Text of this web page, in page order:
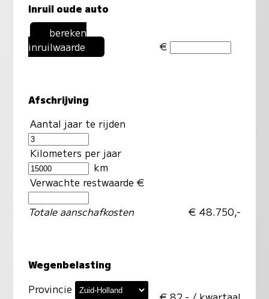
Inruil oude auto
bereken
inruilwaarde
€
Afschrijving
Aantal jaar te rijden
Kilometers per jaar
km
Verwachte restwaarde €
Totale aanschafkosten € 48.750,-
Wegenbelasting
Provincie